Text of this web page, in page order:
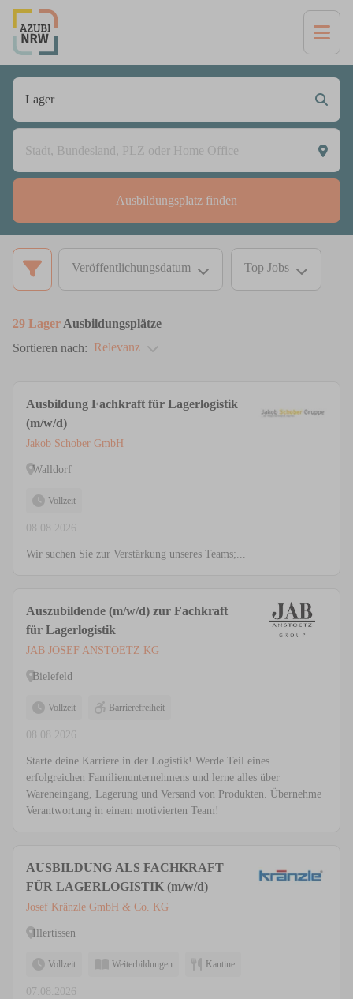
Ausbildungsplatz finden
Veröffentlichungsdatum Top Jobs
29 Lager Ausbildungsplätze
Sortieren nach: Relevanz
Ausbildung Fachkraft für Lagerlogistik
(m/w/d)
Jakob Schober GmbH
Walldorf
Vollzeit
08.08.2026
Wir suchen Sie zur Verstärkung unseres Teams;...
Auszubildende (m/w/d) zur Fachkraft
für Lagerlogistik
JAB JOSEF ANSTOETZ KG
Bielefeld
Vollzeit Barrierefreiheit
08.08.2026
Starte deine Karriere in der Logistik! Werde Teil eines
erfolgreichen Familienunternehmens und lerne alles über
Wareneingang, Lagerung und Versand von Produkten. Übernehme
Verantwortung in einem motivierten Team!
AUSBILDUNG ALS FACHKRAFT
FÜR LAGERLOGISTIK (m/w/d)
Josef Kränzle GmbH & Co. KG
Illertissen
Vollzeit Weiterbildungen Kantine
07.08.2026